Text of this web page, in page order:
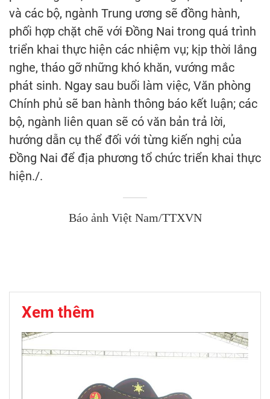
và các bộ, ngành Trung ương sẽ đồng hành,
phối hợp chặt chẽ với Đồng Nai trong quá trình
triển khai thực hiện các nhiệm vụ; kịp thời lắng
nghe, tháo gỡ những khó khăn, vướng mắc
phát sinh. Ngay sau buổi làm việc, Văn phòng
Chính phủ sẽ ban hành thông báo kết luận; các
bộ, ngành liên quan sẽ có văn bản trả lời,
hướng dẫn cụ thể đối với từng kiến nghị của
Đồng Nai để địa phương tổ chức triển khai thực
hiện./.
Báo ảnh Việt Nam/TTXVN
Xem thêm